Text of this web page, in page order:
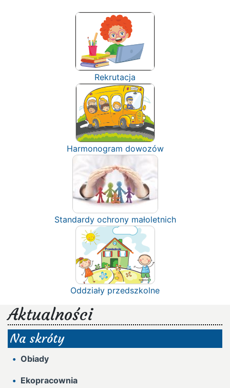
Rekrutacja
Harmonogram dowozów
Standardy ochrony małoletnich
Oddziały przedszkolne
Aktualności
Na skróty
Obiady
Ekopracownia